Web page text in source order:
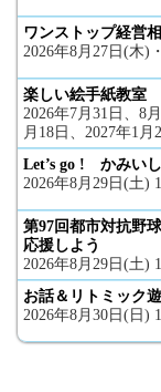
ワンストップ経営
2026年8月27日(木)
楽しい絵手紙教室
2026年7月31日、8
月18日、2027年1
Let’s go ! かみい
2026年8月29日(土)
第97回都市対抗野
応援しよう
2026年8月29日(土)
お話＆リトミック
2026年8月30日(日)